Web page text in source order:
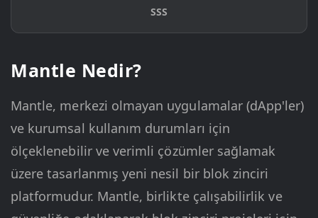
SSS
Mantle Nedir?
Mantle, merkezi olmayan uygulamalar (dApp'ler)
ve kurumsal kullanım durumları için
ölçeklenebilir ve verimli çözümler sağlamak
üzere tasarlanmış yeni nesil bir blok zinciri
platformudur. Mantle, birlikte çalışabilirlik ve